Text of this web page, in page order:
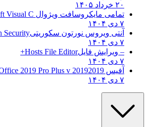
تمامی مایکروسافت ویژوال CVisual C++
آنتی ویروس نورتون سکوریتیSecurity
– ویرایش فایلHosts File Editor+
آفیس 20192019 Microsoft Office 2019 Pro Plus v